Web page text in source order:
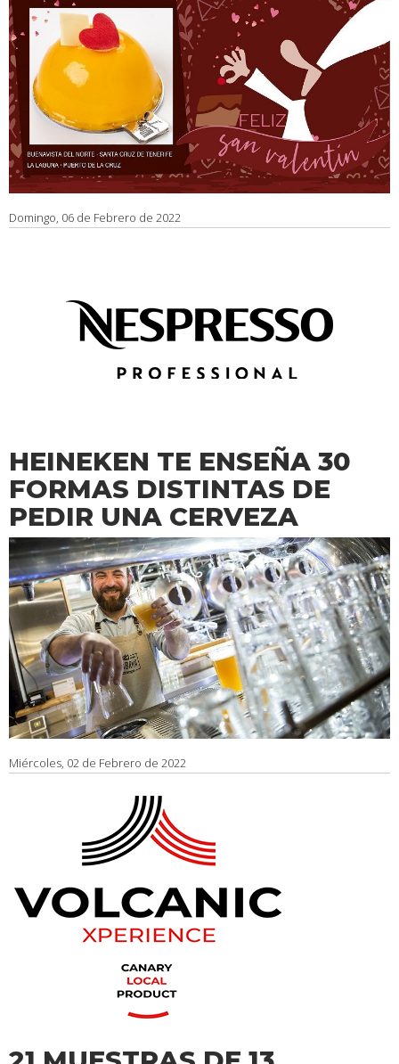
Domingo, 06 de Febrero de 2022
HEINEKEN TE ENSEÑA 30
FORMAS DISTINTAS DE
PEDIR UNA CERVEZA
Miércoles, 02 de Febrero de 2022